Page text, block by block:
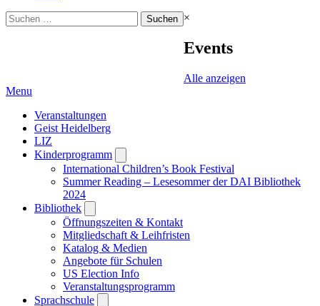
Suchen
nach:
×
Events
Alle anzeigen
Menu
Veranstaltungen
Geist Heidelberg
LIZ
Kinderprogramm
submenu
International Children’s Book Festival
Summer Reading – Lesesommer der DAI Bibliothek
2024
Bibliothek
submenu
Öffnungszeiten & Kontakt
Mitgliedschaft & Leihfristen
Katalog & Medien
Angebote für Schulen
US Election Info
Veranstaltungsprogramm
Sprachschule